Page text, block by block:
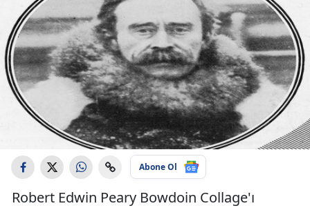
Abone Ol
Robert Edwin Peary Bowdoin Collage'ı